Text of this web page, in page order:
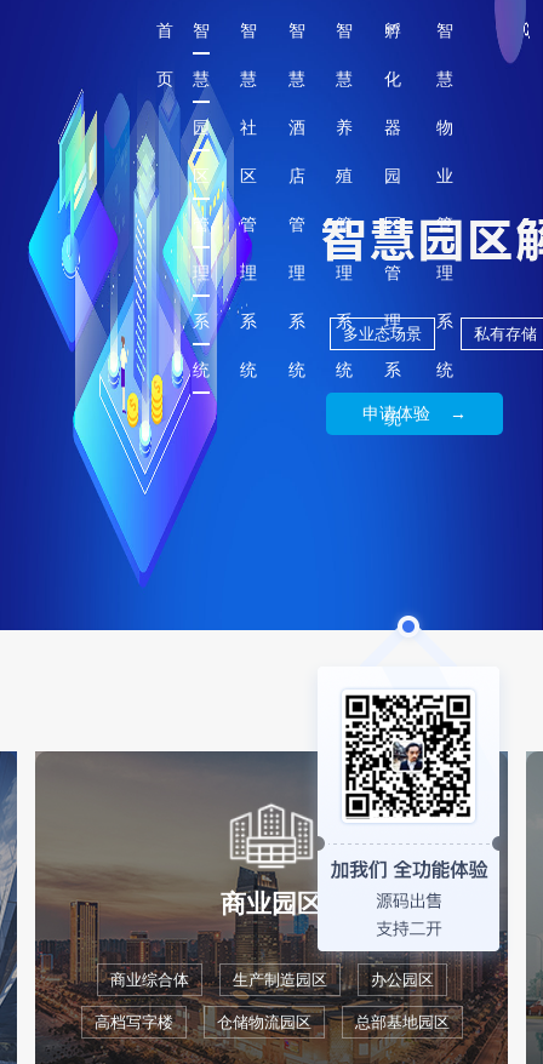
首
页
智
慧
园
区
管
理
系
统
智
慧
社
区
管
理
系
统
智
慧
酒
店
管
理
系
统
智
慧
养
殖
管
理
系
统
孵
化
器
园
区
管
理
系
统
智
慧
物
业
管
理
系
统
多业态场景 私有存储
申请体验 →
商业园区
商业综合体 生产制造园区 办公园区
高档写字楼 仓储物流园区 总部基地园区